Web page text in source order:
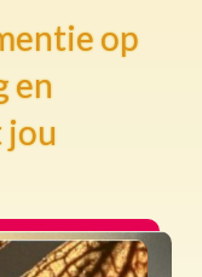
op
en
jou